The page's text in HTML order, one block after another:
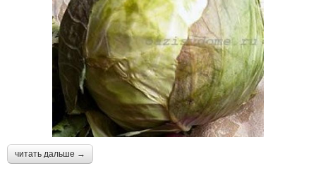
читать дальше →